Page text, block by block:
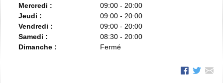
Mercredi :
09:00 - 20:00
Jeudi :
09:00 - 20:00
Vendredi :
09:00 - 20:00
Samedi :
08:30 - 20:00
Dimanche :
Fermé